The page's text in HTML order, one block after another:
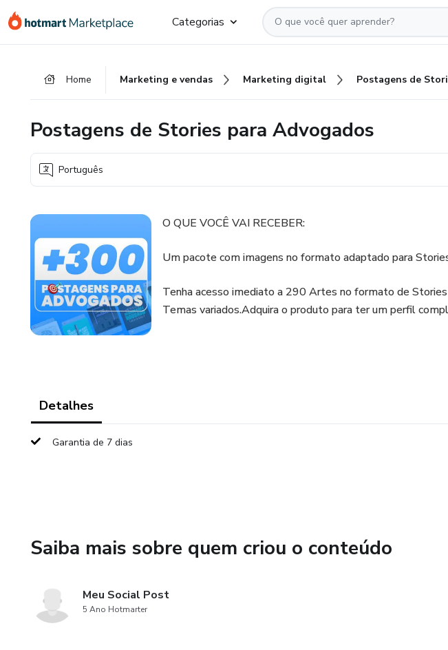
para
para
para
Categorias
Home Marketing e vendas Marketing digital
Postagens de Stories para Advogados
Português
O QUE VOCÊ VAI RECEBER:
Um pacote com imagens no formato adaptado para
Tenha acesso imediato a 290 Artes no formato de
Temas variados.Adquira o produto para ter um perfil
Detalhes
Garantia de 7 dias
Saiba mais sobre quem criou o conteúdo
Meu Social Post
5 Ano Hotmarter